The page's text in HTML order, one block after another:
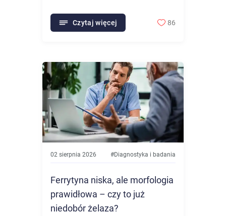
Czytaj więcej 86
02 sierpnia 2026 #Diagnostyka i badania
Ferrytyna niska, ale morfologia
prawidłowa – czy to już
niedobór żelaza?